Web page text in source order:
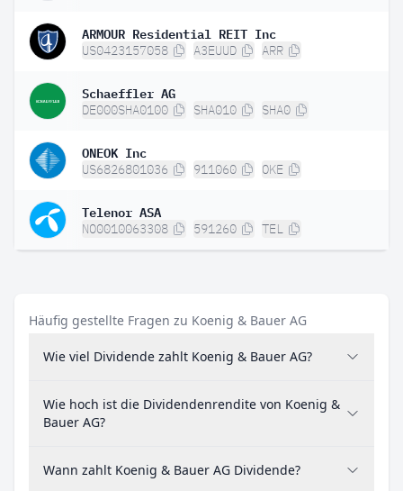
ARMOUR Residential REIT Inc
US0423157058 A3EUUD ARR
Schaeffler AG
DE000SHA0100 SHA010 SHA0
ONEOK Inc
US6826801036 911060 OKE
Telenor ASA
NO0010063308 591260 TEL
Häufig gestellte Fragen zu Koenig & Bauer AG
Wie viel Dividende zahlt Koenig & Bauer AG?
Wie hoch ist die Dividendenrendite von Koenig &
Bauer AG?
Wann zahlt Koenig & Bauer AG Dividende?